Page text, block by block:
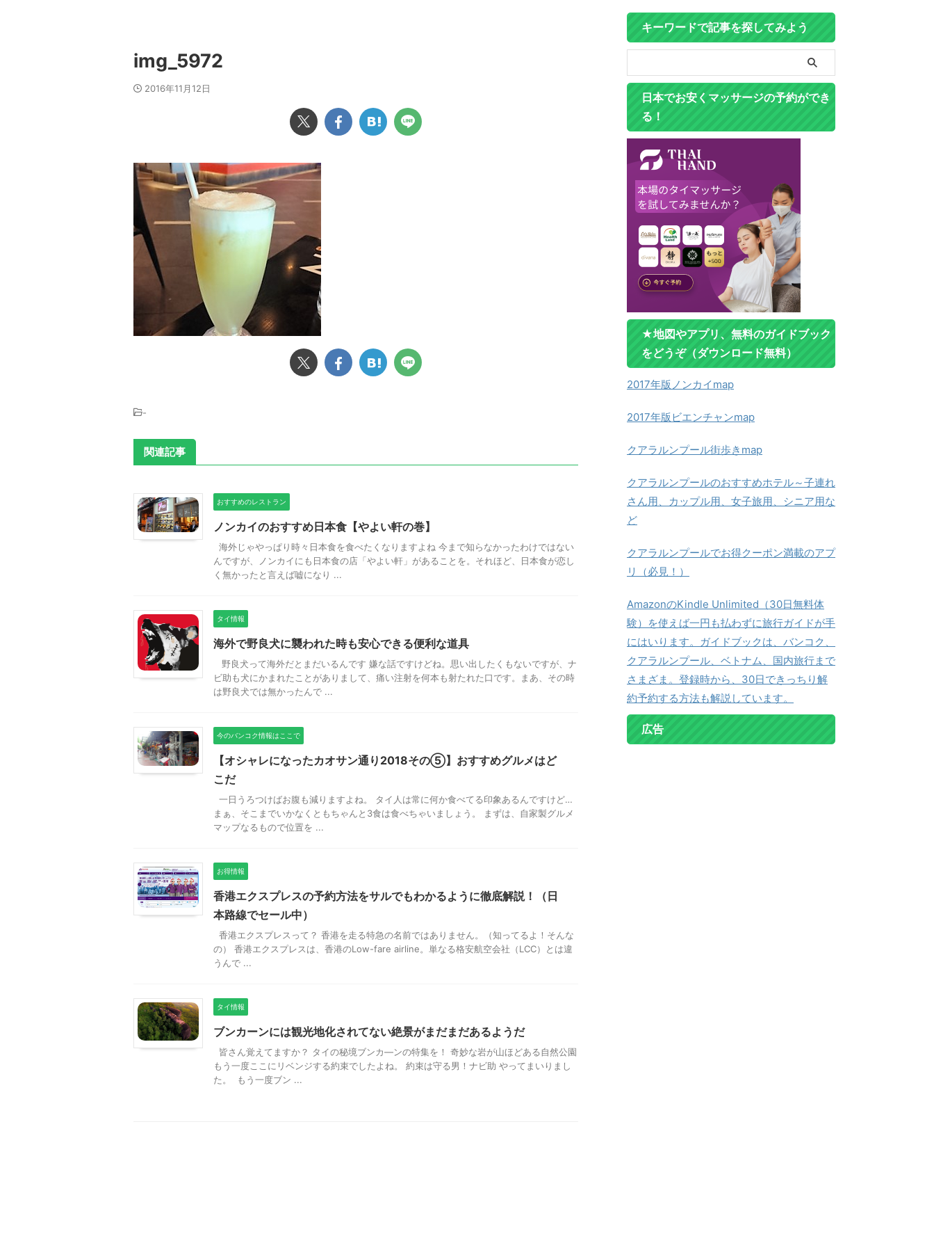
img_5972
2016年11月12日
-
関連記事
おすすめのレストラン
ノンカイのおすすめ日本食【やよい軒の巻】
海外じゃやっぱり時々日本食を食べたくなりますよね 今まで知らなかったわけではない
んですが、ノンカイにも日本食の店「やよい軒」があることを。それほど、日本食が恋し
く無かったと言えば嘘になり ...
タイ情報
海外で野良犬に襲われた時も安心できる便利な道具
野良犬って海外だとまだいるんです 嫌な話ですけどね。思い出したくもないですが、ナ
ビ助も犬にかまれたことがありまして、痛い注射を何本も射たれた口です。まあ、その時
は野良犬では無かったんで ...
今のバンコク情報はここで
【オシャレになったカオサン通り2018その⑤】おすすめグルメはど
こだ
一日うろつけばお腹も減りますよね。 タイ人は常に何か食べてる印象あるんですけど…
まぁ、そこまでいかなくともちゃんと3食は食べちゃいましょう。 まずは、自家製グルメ
マップなるもので位置を ...
お得情報
香港エクスプレスの予約方法をサルでもわかるように徹底解説！（日
本路線でセール中）
香港エクスプレスって？ 香港を走る特急の名前ではありません。（知ってるよ！そんな
の） 香港エクスプレスは、香港のLow-fare airline。単なる格安航空会社（LCC）とは違
うんで ...
タイ情報
ブンカーンには観光地化されてない絶景がまだまだあるようだ
皆さん覚えてますか？ タイの秘境ブンカ―ンの特集を！ 奇妙な岩が山ほどある自然公園
もう一度ここにリベンジする約束でしたよね。 約束は守る男！ナビ助 やってまいりまし
た。 もう一度ブン ...
キーワードで記事を探してみよう
日本でお安くマッサージの予約ができ
る！
★地図やアプリ、無料のガイドブック
をどうぞ（ダウンロード無料）
2017年版ノンカイmap
2017年版ビエンチャンmap
クアラルンプール街歩きmap
クアラルンプールのおすすめホテル～子連れ
さん用、カップル用、女子旅用、シニア用な
ど
クアラルンプールでお得クーポン満載のアプ
リ（必見！）
AmazonのKindle Unlimited（30日無料体
験）を使えば一円も払わずに旅行ガイドが手
にはいります。ガイドブックは、バンコク、
クアラルンプール、ベトナム、国内旅行まで
さまざま。登録時から、30日できっちり解
約予約する方法も解説しています。
広告